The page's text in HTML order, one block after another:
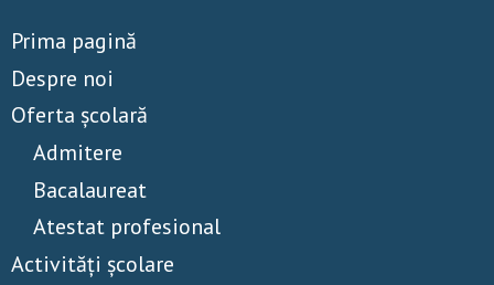
Prima pagină
Despre noi
Oferta școlară
Admitere
Bacalaureat
Atestat profesional
Activităţi școlare